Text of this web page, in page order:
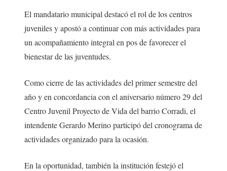
El mandatario municipal destacó el rol de los centros
juveniles y apostó a continuar con más actividades para
un acompañamiento integral en pos de favorecer el
bienestar de las juventudes.
Como cierre de las actividades del primer semestre del
año y en concordancia con el aniversario número 29 del
Centro Juvenil Proyecto de Vida del barrio Corradi, el
intendente Gerardo Merino participó del cronograma de
actividades organizado para la ocasión.
En la oportunidad, también la institución festejó el